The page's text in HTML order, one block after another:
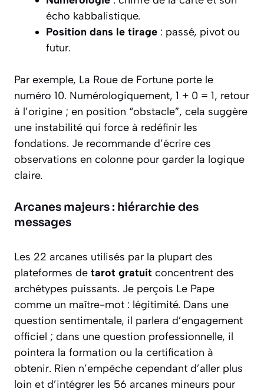
écho kabbalistique.
Position dans le tirage : passé, pivot ou
futur.
Par exemple, La Roue de Fortune porte le
numéro 10. Numérologiquement, 1 + 0 = 1, retour
à l’origine ; en position “obstacle”, cela suggère
une instabilité qui force à redéfinir les
fondations. Je recommande d’écrire ces
observations en colonne pour garder la logique
claire.
Arcanes majeurs : hiérarchie des
messages
Les 22 arcanes utilisés par la plupart des
plateformes de tarot gratuit concentrent des
archétypes puissants. Je perçois Le Pape
comme un maître-mot : légitimité. Dans une
question sentimentale, il parlera d’engagement
officiel ; dans une question professionnelle, il
pointera la formation ou la certification à
obtenir. Rien n’empêche cependant d’aller plus
loin et d’intégrer les 56 arcanes mineurs pour